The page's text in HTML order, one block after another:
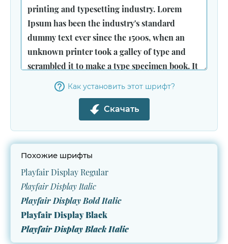
Как установить этот шрифт?
Скачать
Похожие шрифты
Playfair Display Regular
Playfair Display Italic
Playfair Display Bold Italic
Playfair Display Black
Playfair Display Black Italic